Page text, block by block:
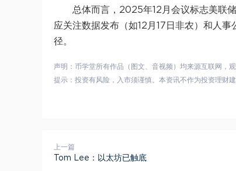
总体而言，2025年12月会议标志美联
应关注数据发布（如12月17日非农）和人
径。
声明：币学堂所有作品（图文、音视频）均来源互联网，
提示：投资有风险，入市须谨慎。本资讯不作为投资理财建
上一篇
Tom Lee：以太坊已触底